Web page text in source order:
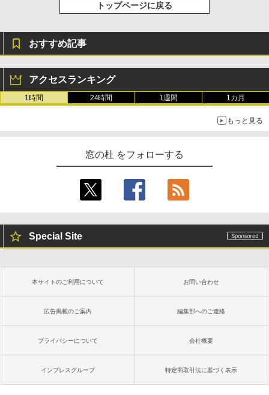
トップページに戻る
おすすめ記事
アクセスランキング
1時間 24時間 1週間 1カ月
もっと見る
窓の杜 をフォローする
Special Site
本サイトのご利用について お問い合わせ
広告掲載のご案内 編集部へのご連絡
プライバシーについて 会社概要
インプレスグループ 特定商取引法に基づく表示